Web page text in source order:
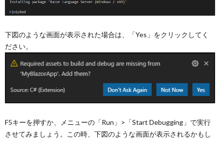
下図のような画面が表示された場合は、「Yes」をクリックしてく
ださい。
F5キーを押すか、メニューの「Run」>「Start Debugging」で実行
させてみましょう。この時、下図のような画面が表示されるかもし